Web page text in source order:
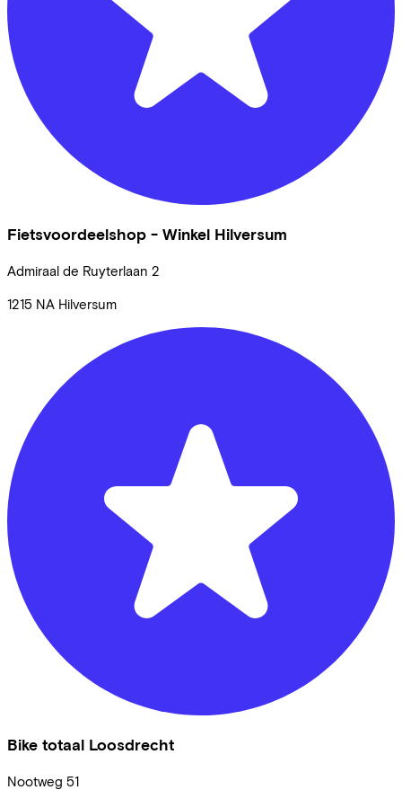
Fietsvoordeelshop - Winkel Hilversum
Admiraal de Ruyterlaan 2
1215 NA Hilversum
Bike totaal Loosdrecht
Nootweg 51